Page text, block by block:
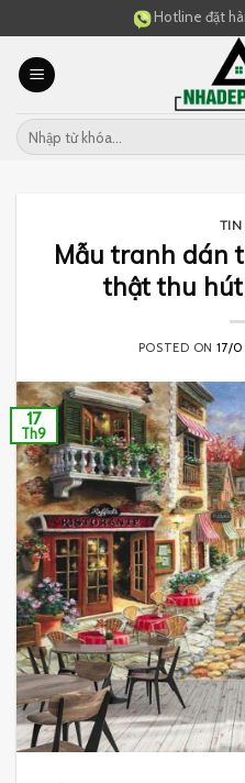
to
content
Hotline đặt
TIN
Mẫu tranh dán
thật thu
POSTED ON17/
17
Th9